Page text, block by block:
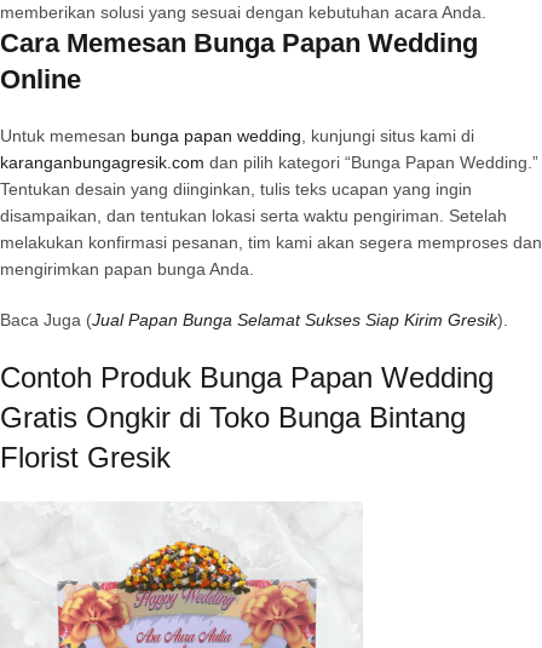
memberikan solusi yang sesuai dengan kebutuhan acara Anda.
Cara Memesan Bunga Papan Wedding
Online
Untuk memesan bunga papan wedding , kunjungi situs kami di
karanganbungagresik.com dan pilih kategori “Bunga Papan Wedding.”
Tentukan desain yang diinginkan, tulis teks ucapan yang ingin
disampaikan, dan tentukan lokasi serta waktu pengiriman. Setelah
melakukan konfirmasi pesanan, tim kami akan segera memproses dan
mengirimkan papan bunga Anda.
Baca Juga (Jual Papan Bunga Selamat Sukses Siap Kirim Gresik).
Contoh Produk Bunga Papan Wedding
Gratis Ongkir di Toko Bunga Bintang
Florist Gresik